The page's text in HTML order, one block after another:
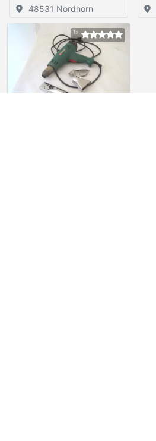
48531 Nordhorn
1x